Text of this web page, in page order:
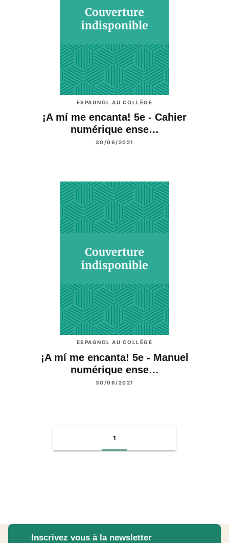
ESPAGNOL AU COLLÈGE
¡A mí me encanta! 5e - Cahier
numérique ense…
30/06/2021
ESPAGNOL AU COLLÈGE
¡A mí me encanta! 5e - Manuel
numérique ense…
30/06/2021
1
Inscrivez vous à la newsletter